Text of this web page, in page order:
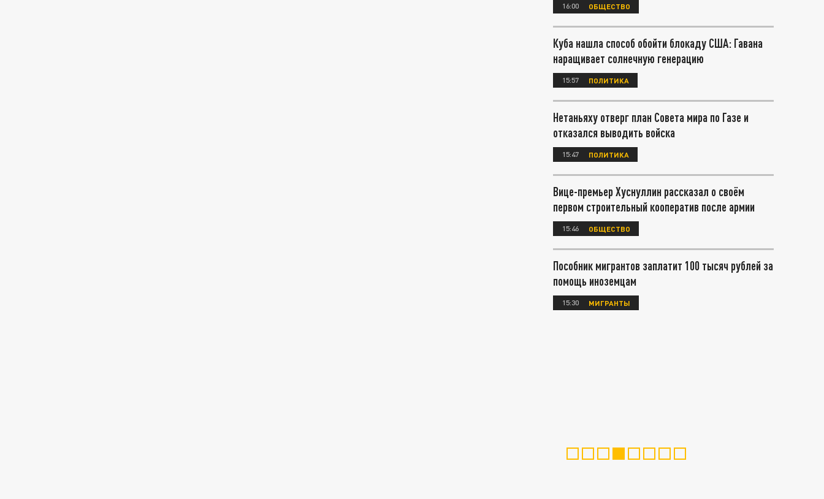
16:00 ОБЩЕСТВО
Куба нашла способ обойти блокаду США: Гавана
наращивает солнечную генерацию
15:57 ПОЛИТИКА
Нетаньяху отверг план Совета мира по Газе и
отказался выводить войска
15:47 ПОЛИТИКА
Вице-премьер Хуснуллин рассказал о своём
первом строительный кооператив после армии
15:46 ОБЩЕСТВО
Пособник мигрантов заплатит 100 тысяч рублей за
помощь иноземцам
15:30 МИГРАНТЫ